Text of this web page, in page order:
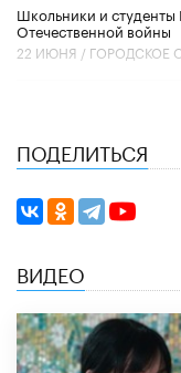
Школьники и студенты
Отечественной войны
22 ИЮНЯ / ГОРОДСКОЕ
ПОДЕЛИТЬСЯ
ВИДЕО